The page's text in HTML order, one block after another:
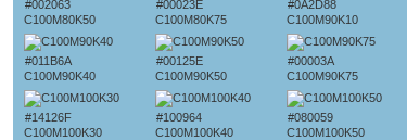
#002063
C100M80K50
#00023E
C100M80K75
#0A2D88
C100M90K10
#011B6A
C100M90K40
#00125E
C100M90K50
#00003A
C100M90K75
#14126F
C100M100K30
#100964
C100M100K40
#080059
C100M100K50